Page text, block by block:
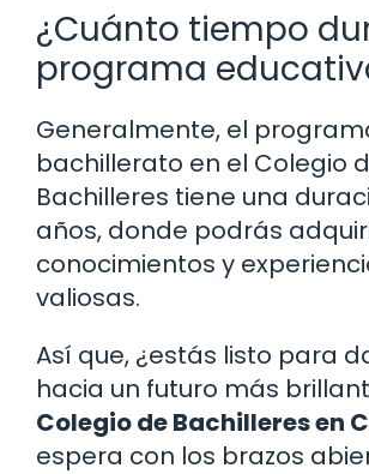
¿Cuánto tiempo
programa
Generalmente, el
bachillerato en el Colegio
Bachilleres tiene una
años, donde podrás
conocimientos y
valiosas.
Así que, ¿estás listo para
hacia un futuro más
Colegio de Bachilleres en
espera con los brazos